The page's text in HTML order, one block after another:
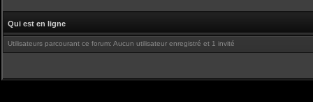
Qui est en ligne
Utilisateurs parcourant ce forum: Aucun utilisateur enregistré et 1 invité